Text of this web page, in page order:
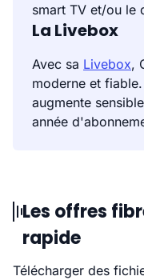
smart TV et/ou le
La Livebox
Avec sa Livebox,
moderne et
augmente
année
Les offres
rapide
Télécharger des